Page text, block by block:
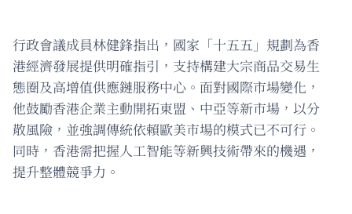
行政會議成員林健鋒指出，國家「十五五」規劃為香
港經濟發展提供明確指引，支持構建大宗商品交易生
態圈及高增值供應鏈服務中心。面對國際市場變化，
他鼓勵香港企業主動開拓東盟、中亞等新市場，以分
散風險，並強調傳統依賴歐美市場的模式已不可行。
同時，香港需把握人工智能等新興技術帶來的機遇，
提升整體競爭力。